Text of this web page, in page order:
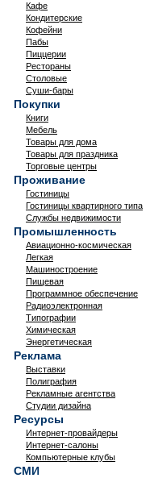
Кафе
Кондитерские
Кофейни
Пабы
Пиццерии
Рестораны
Столовые
Суши-бары
Покупки
Книги
Мебель
Товары для дома
Товары для праздника
Торговые центры
Проживание
Гостиницы
Гостиницы квартирного типа
Службы недвижимости
Промышленность
Авиационно-космическая
Легкая
Машиностроение
Пищевая
Программное обеспечение
Радиоэлектронная
Типографии
Химическая
Энергетическая
Реклама
Выставки
Полиграфия
Рекламные агентства
Студии дизайна
Ресурсы
Интернет-провайдеры
Интернет-салоны
Компьютерные клубы
СМИ